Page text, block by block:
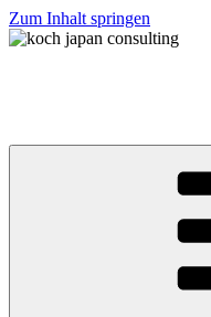
Zum Inhalt springen